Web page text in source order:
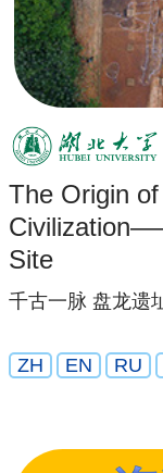
The Origin
Site
千古一脉 盘龙遗
ZH EN RU